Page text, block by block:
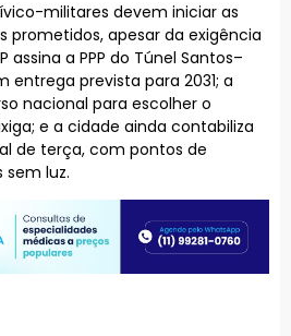
militares devem iniciar as
prometidos, apesar da exigência
assina a PPP do Túnel Santos–
entrega prevista para 2031; a
nacional para escolher o
e a cidade ainda contabiliza
de terça, com pontos de
luz.